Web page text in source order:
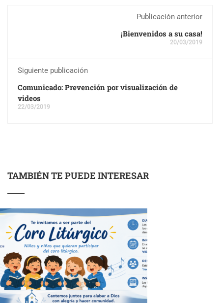
Publicación anterior
¡Bienvenidos a su casa!
20/03/2019
Siguiente publicación
Comunicado: Prevención por visualización de
videos
22/03/2019
TAMBIÉN TE PUEDE INTERESAR